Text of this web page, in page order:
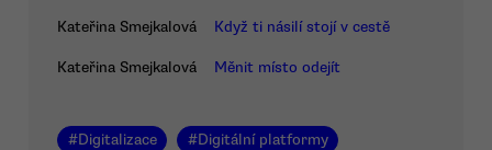
Kateřina Smejkalová Když ti násilí stojí v cestě
Kateřina Smejkalová Měnit místo odejít
#Digitalizace #Digitální platformy